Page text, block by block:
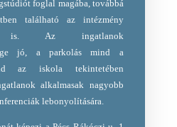
foglal magába, továbbá
található az intézmény
is. Az ingatlanok
jó, a parkolás mind a
az iskola tekintetében
alkalmasak nagyobb
lebonyolítására.